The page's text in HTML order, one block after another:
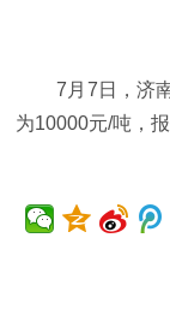
7月7日，济
为10000元/吨，